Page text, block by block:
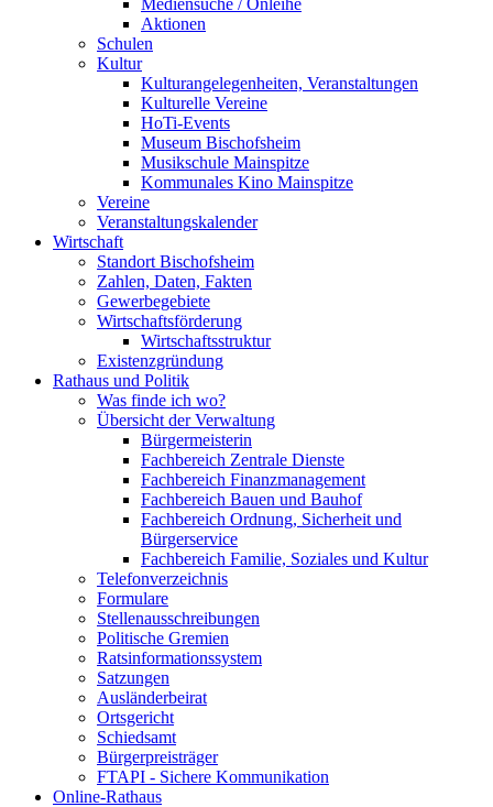
Mediensuche / Onleihe
Aktionen
Schulen
Kultur
Kulturangelegenheiten, Veranstaltungen
Kulturelle Vereine
HoTi-Events
Museum Bischofsheim
Musikschule Mainspitze
Kommunales Kino Mainspitze
Vereine
Veranstaltungskalender
Wirtschaft
Standort Bischofsheim
Zahlen, Daten, Fakten
Gewerbegebiete
Wirtschaftsförderung
Wirtschaftsstruktur
Existenzgründung
Rathaus und Politik
Was finde ich wo?
Übersicht der Verwaltung
Bürgermeisterin
Fachbereich Zentrale Dienste
Fachbereich Finanzmanagement
Fachbereich Bauen und Bauhof
Fachbereich Ordnung, Sicherheit und
Bürgerservice
Fachbereich Familie, Soziales und Kultur
Telefonverzeichnis
Formulare
Stellenausschreibungen
Politische Gremien
Ratsinformationssystem
Satzungen
Ausländerbeirat
Ortsgericht
Schiedsamt
Bürgerpreisträger
FTAPI - Sichere Kommunikation
Online-Rathaus